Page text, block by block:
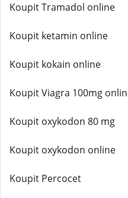
Koupit Tramadol online
Koupit ketamin online
Koupit kokain online
Koupit Viagra 100mg
Koupit oxykodon 80 mg
Koupit oxykodon online
Koupit Percocet